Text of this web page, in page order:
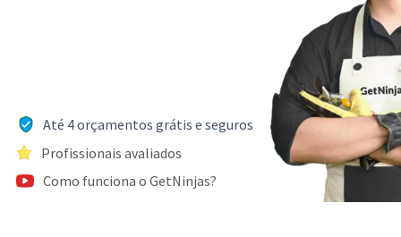
Até 4 orçamentos grátis e seguros
Profissionais avaliados
Como funciona o GetNinjas?